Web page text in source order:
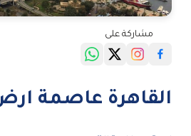
مشاركة على
القاهرة عاصمة ارض